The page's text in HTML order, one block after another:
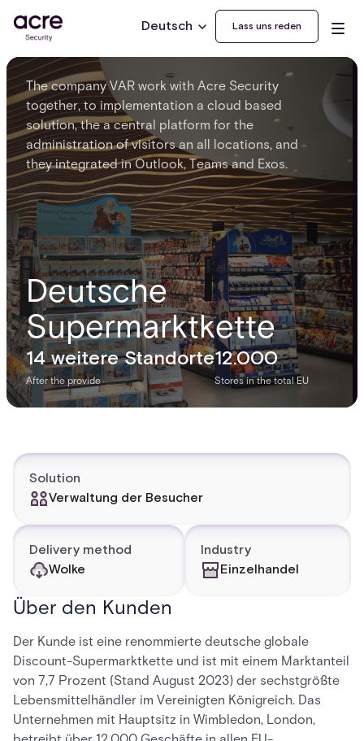
Deutsch Lass uns reden
Deutsche
Supermarktkette
14 weitere Standorte
After the provide
12.000
Stores in the total EU
The company VAR work with Acre Security
together, to implementation a cloud based
solution, the a central platform for the
administration of visitors an all locations, and
they integrated in Outlook, Teams and Exos.
Solution
Verwaltung der Besucher
Delivery method
Wolke
Industry
Einzelhandel
Über den Kunden
Der Kunde ist eine renommierte deutsche globale
Discount-Supermarktkette und ist mit einem Marktanteil
von 7,7 Prozent (Stand August 2023) der sechstgrößte
Lebensmittelhändler im Vereinigten Königreich. Das
Unternehmen mit Hauptsitz in Wimbledon, London,